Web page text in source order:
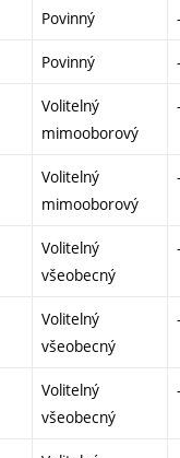
Povinný -
Povinný -
Volitelný
mimooborový
-
Volitelný
mimooborový
-
Volitelný
všeobecný
-
Volitelný
všeobecný
-
Volitelný
všeobecný
-